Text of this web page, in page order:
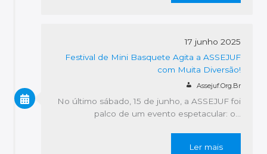
17 junho 2025
Festival de Mini Basquete Agita a ASSEJUF
com Muita Diversão!
Assejuf.org.br
No último sábado, 15 de junho, a ASSEJUF foi
palco de um evento espetacular: o…
Ler mais